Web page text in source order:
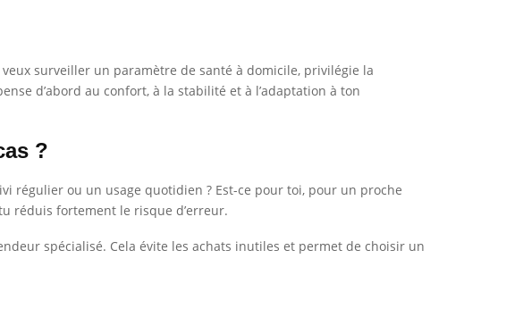
surveiller un paramètre de santé à domicile, privilégie la
d’abord au confort, à la stabilité et à l’adaptation à ton
?
régulier ou un usage quotidien ? Est-ce pour toi, pour un proche
réduis fortement le risque d’erreur.
spécialisé. Cela évite les achats inutiles et permet de choisir un